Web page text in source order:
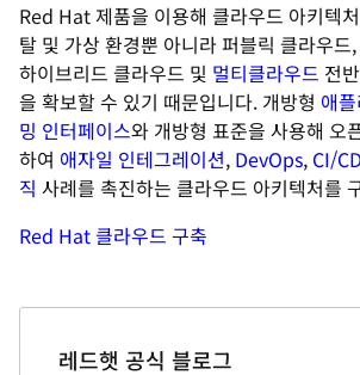
Red Hat 제품을 이용해 클라우드 아키텍
탈 및 가상 환경뿐 아니라 퍼블릭 클라우
하이브리드 클라우드 및 멀티클라우드 전
을 확보할 수 있기 때문입니다. 개방형 애
밍 인터페이스와 개방형 표준을 사용해 오
하여 애자일 인테그레이션, DevOps, CI/CD
직 사례를 촉진하는 클라우드 아키텍처를
Red Hat 클라우드 구축
레드햇 공식 블로그